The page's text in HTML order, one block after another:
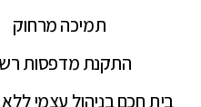
תמיכה מרחוק
התקנת מדפסות
בית חכם בניהול עצמי ללא